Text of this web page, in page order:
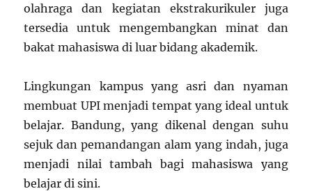
olahraga dan kegiatan ekstrakurikuler juga
tersedia untuk mengembangkan minat dan
bakat mahasiswa di luar bidang akademik.
Lingkungan kampus yang asri dan nyaman
membuat UPI menjadi tempat yang ideal untuk
belajar. Bandung, yang dikenal dengan suhu
sejuk dan pemandangan alam yang indah, juga
menjadi nilai tambah bagi mahasiswa yang
belajar di sini.